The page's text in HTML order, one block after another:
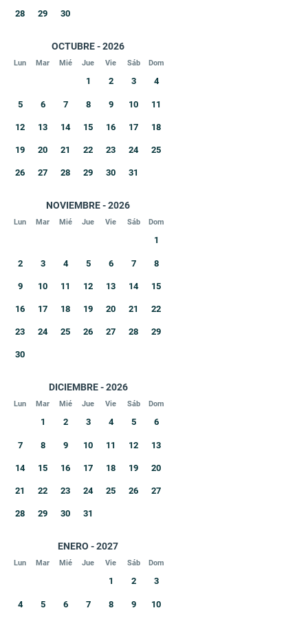
28 29 30
OCTUBRE - 2026
Lun Mar Mié Jue Vie Sáb Dom
1 2 3 4
5 6 7 8 9 10 11
12 13 14 15 16 17 18
19 20 21 22 23 24 25
26 27 28 29 30 31
NOVIEMBRE - 2026
Lun Mar Mié Jue Vie Sáb Dom
1
2 3 4 5 6 7 8
9 10 11 12 13 14 15
16 17 18 19 20 21 22
23 24 25 26 27 28 29
30
DICIEMBRE - 2026
Lun Mar Mié Jue Vie Sáb Dom
1 2 3 4 5 6
7 8 9 10 11 12 13
14 15 16 17 18 19 20
21 22 23 24 25 26 27
28 29 30 31
ENERO - 2027
Lun Mar Mié Jue Vie Sáb Dom
1 2 3
4 5 6 7 8 9 10